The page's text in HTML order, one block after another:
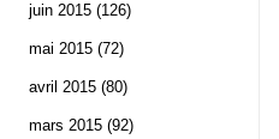
juin 2015 (126)
mai 2015 (72)
avril 2015 (80)
mars 2015 (92)